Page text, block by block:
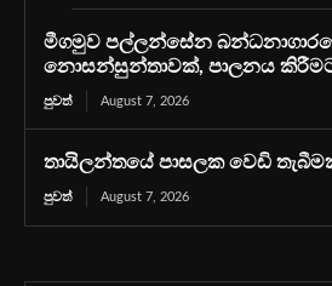
මීගමුව පල්ලන්සේන
නොසන්සුන්තාවක්, පාලනය කිරීමට
පුවත් August 7, 2026
තායිලන්තයේ පාසලක වෙඩි
පුවත් August 7, 2026